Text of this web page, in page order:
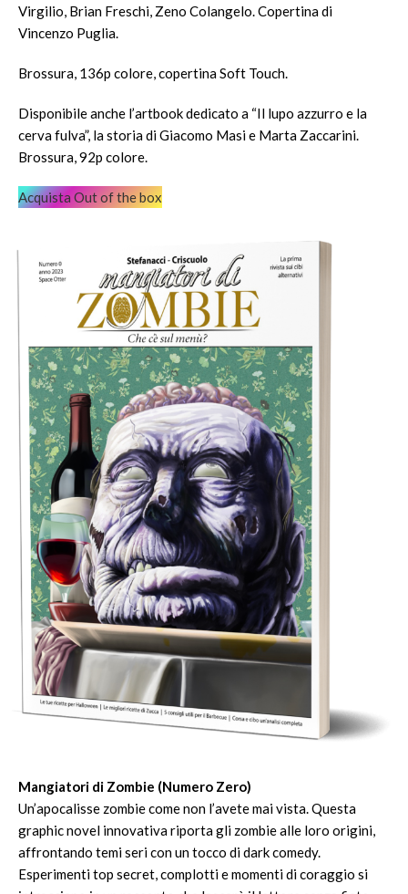
Virgilio, Brian Freschi, Zeno Colangelo. Copertina di
Vincenzo Puglia.
Brossura, 136p colore, copertina Soft Touch.
Disponibile anche l’artbook dedicato a “Il lupo azzurro e la
cerva fulva”, la storia di Giacomo Masi e Marta Zaccarini.
Brossura, 92p colore.
Acquista Out of the box
Mangiatori di Zombie (Numero Zero)
Un’apocalisse zombie come non l’avete mai vista. Questa
graphic novel innovativa riporta gli zombie alle loro origini,
affrontando temi seri con un tocco di dark comedy.
Esperimenti top secret, complotti e momenti di coraggio si